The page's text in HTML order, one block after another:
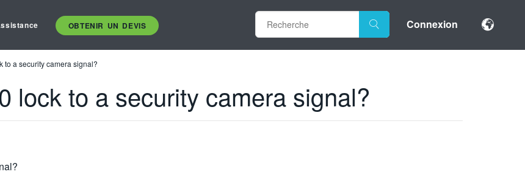
OBTENIR UN DEVIS Connexion
to a security camera signal?
lock to a security camera signal?